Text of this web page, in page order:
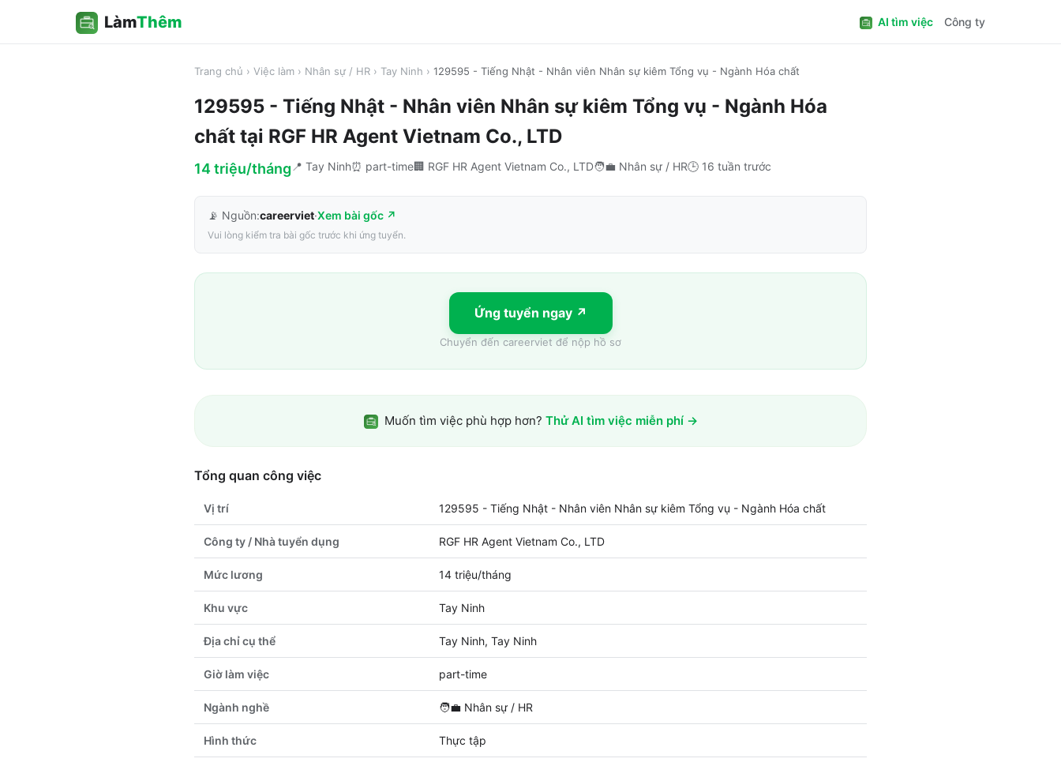
LàmThêm AI tìm việc Công ty
Trang chủ › Việc làm › Nhân sự / HR › Tay Ninh › 129595 - Tiếng Nhật - Nhân viên Nhân sự kiêm Tổng vụ - Ngành Hóa chất
129595 - Tiếng Nhật - Nhân viên Nhân sự kiêm Tổng vụ - Ngành Hóa
chất tại RGF HR Agent Vietnam Co., LTD
14 triệu/tháng 📍 Tay Ninh⏰ part-time🏢 RGF HR Agent Vietnam Co., LTD🧑‍💼 Nhân sự / HR🕒 16 tuần trước
📡 Nguồn:careerviet·Xem bài gốc ↗
Vui lòng kiểm tra bài gốc trước khi ứng tuyển.
Ứng tuyển ngay ↗
Chuyển đến careerviet để nộp hồ sơ
Muốn tìm việc phù hợp hơn? Thử AI tìm việc miễn phí →
Tổng quan công việc
Vị trí 129595 - Tiếng Nhật - Nhân viên Nhân sự kiêm Tổng vụ - Ngành Hóa chất
Công ty / Nhà tuyển dụng RGF HR Agent Vietnam Co., LTD
Mức lương 14 triệu/tháng
Khu vực Tay Ninh
Địa chỉ cụ thể Tay Ninh, Tay Ninh
Giờ làm việc part-time
Ngành nghề 🧑‍💼 Nhân sự / HR
Hình thức Thực tập